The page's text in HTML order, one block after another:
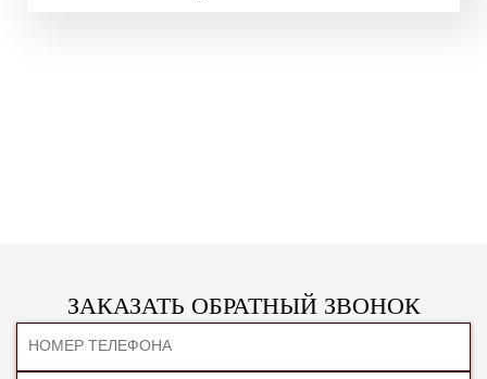
ЗАКАЗАТЬ ОБРАТНЫЙ ЗВОНОК